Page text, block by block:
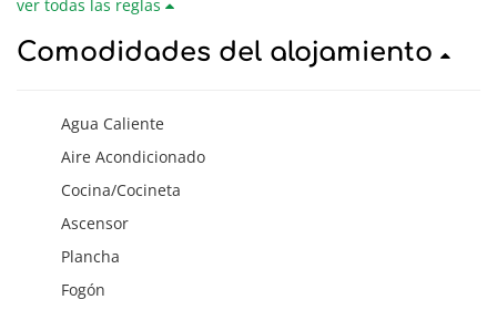
ver todas las reglas
Comodidades del alojamiento
Agua Caliente
Aire Acondicionado
Cocina/Cocineta
Ascensor
Plancha
Fogón